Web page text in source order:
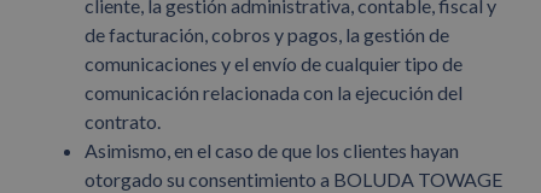
cliente, la gestión administrativa, contable, fiscal y
de facturación, cobros y pagos, la gestión de
comunicaciones y el envío de cualquier tipo de
comunicación relacionada con la ejecución del
contrato.
Asimismo, en el caso de que los clientes hayan
otorgado su consentimiento a BOLUDA TOWAGE